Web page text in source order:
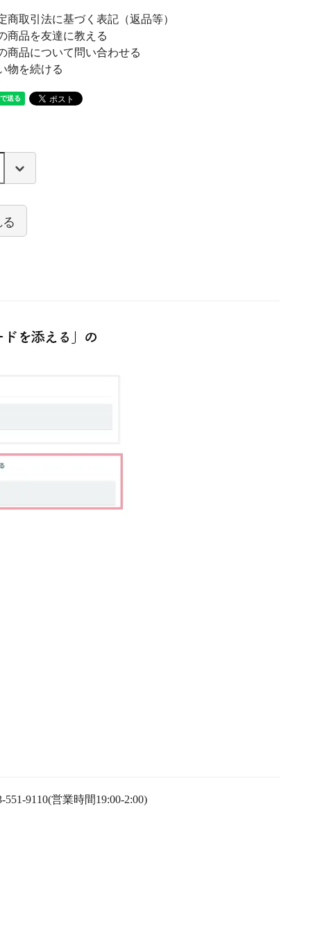
商取引法に基づく表記（返品等）
商品を友達に教える
商品について問い合わせる
物を続ける
9110(営業時間19:00-2:00)